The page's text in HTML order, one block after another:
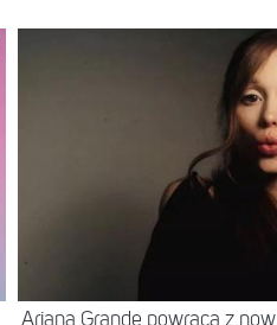
Ariana Grande powraca z